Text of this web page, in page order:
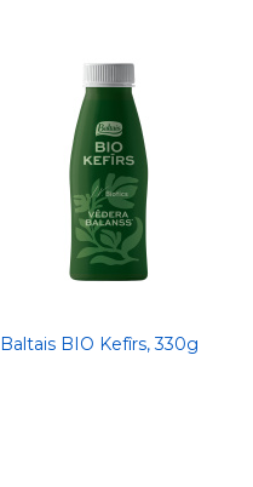
Baltais BIO Kefîrs, 330g